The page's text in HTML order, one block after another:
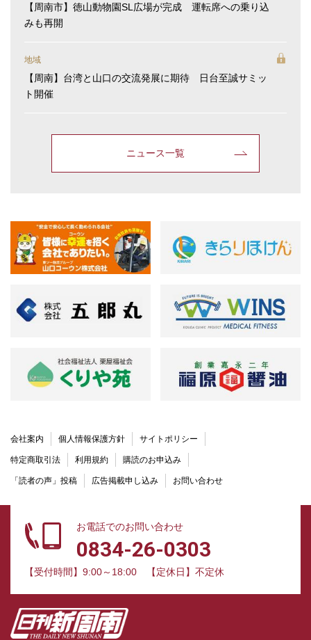
【周南市】徳山動物園SL広場が完成 運転席への乗り込
みも再開
地域
【周南】台湾と山口の交流発展に期待 日台至誠サミッ
ト開催
ニュース一覧
会社案内 個人情報保護方針 サイトポリシー
特定商取引法 利用規約 購読のお申込み
「読者の声」投稿 広告掲載申し込み お問い合わせ
お電話でのお問い合わせ
0834-26-0303
【受付時間】9:00～18:00 【定休日】不定休